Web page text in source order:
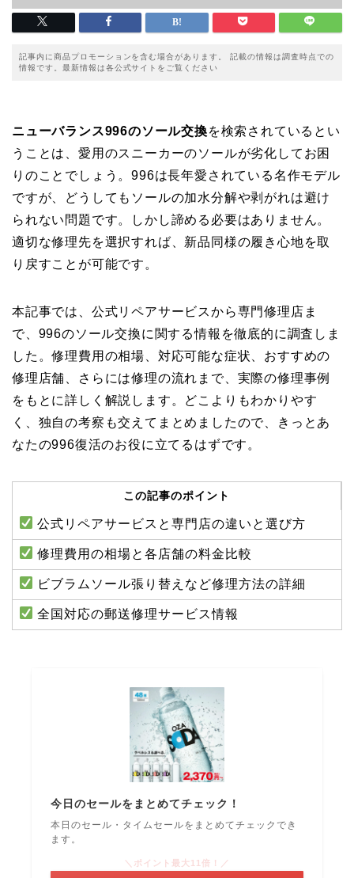
記事内に商品プロモーションを含む場合があります。 記載の情報は調査時点での
情報です。最新情報は各公式サイトをご覧ください
ニューバランス996のソール交換を検索されているとい
うことは、愛用のスニーカーのソールが劣化してお困
りのことでしょう。996は長年愛されている名作モデル
ですが、どうしてもソールの加水分解や剥がれは避け
られない問題です。しかし諦める必要はありません。
適切な修理先を選択すれば、新品同様の履き心地を取
り戻すことが可能です。
本記事では、公式リペアサービスから専門修理店ま
で、996のソール交換に関する情報を徹底的に調査しま
した。修理費用の相場、対応可能な症状、おすすめの
修理店舗、さらには修理の流れまで、実際の修理事例
をもとに詳しく解説します。どこよりもわかりやす
く、独自の考察も交えてまとめましたので、きっとあ
なたの996復活のお役に立てるはずです。
この記事のポイント
公式リペアサービスと専門店の違いと選び方
修理費用の相場と各店舗の料金比較
ビブラムソール張り替えなど修理方法の詳細
全国対応の郵送修理サービス情報
今日のセールをまとめてチェック！
本日のセール・タイムセールをまとめてチェックでき
ます。
＼ポイント最大11倍！／